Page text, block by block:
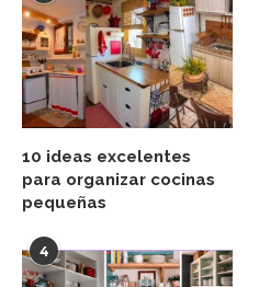
10 ideas excelentes
para organizar cocinas
pequeñas
4